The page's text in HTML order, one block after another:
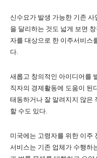
신수요가 발생 가능한 기존
을 달리하는 것도 넓게 보면
자를 대상으로 한 이주서비스
다.
새롭고 창의적인 아이디어를
직자의 경제활동에 도움이 된
태동하거나 잘 알려지지 않은
할 수도 있다.
미국에는 고령자를 위한 이주
서비스는 기존 업체가 수행하